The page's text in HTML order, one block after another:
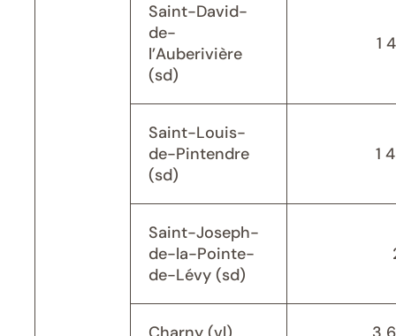
Saint-David-
de-
l’Auberivière
(sd)
1
Saint-Louis-
de-Pintendre
(sd)
1
Saint-Joseph-
de-la-Pointe-
de-Lévy (sd)